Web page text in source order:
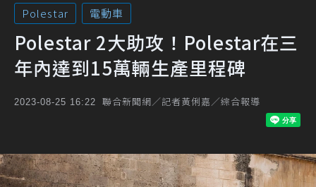
Polestar
電動車
Polestar 2大助攻！Polestar在三
年內達到15萬輛生產里程碑
2023-08-25 16:22 聯合新聞網／記者黃俐嘉／綜合報導